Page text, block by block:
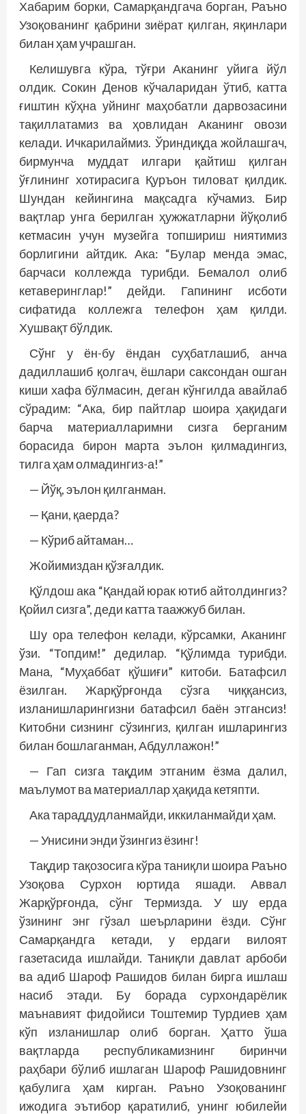
Хабарим борки, Самарқандгача борган, Раъно
Узоқованинг қабрини зиёрат қилган, яқинлари
билан ҳам учрашган.
Келишувга кўра, тўғри Аканинг уйига йўл
олдик. Сокин Денов кўчаларидан ўтиб, катта
ғиштин кўҳна уйнинг маҳобатли дарвозасини
тақиллатамиз ва ҳовлидан Аканинг овози
келади. Ичкарилаймиз. Ўриндиқда жойлашгач,
бирмунча муддат илгари қайтиш қилган
ўғлининг хотирасига Қуръон тиловат қилдик.
Шундан кейингина мақсадга кўчамиз. Бир
вақтлар унга берилган ҳужжатларни йўқолиб
кетмасин учун музейга топшириш ниятимиз
борлигини айтдик. Ака: “Булар менда эмас,
барчаси коллежда турибди. Бемалол олиб
кетаверинглар!” дейди. Гапининг исботи
сифатида коллежга телефон ҳам қилди.
Хушвақт бўлдик.
Сўнг у ён-бу ёндан суҳбатлашиб, анча
дадиллашиб қолгач, ёшлари саксондан ошган
киши хафа бўлмасин, деган кўнгилда авайлаб
сўрадим: “Ака, бир пайтлар шоира ҳақидаги
барча материалларимни сизга берганим
борасида бирон марта эълон қилмадингиз,
тилга ҳам олмадингиз-а!”
— Йўқ, эълон қилганман.
— Қани, қаерда?
— Кўриб айтаман…
Жойимиздан қўзғалдик.
Қўлдош ака “Қандай юрак ютиб айтолдингиз?
Қойил сизга”, деди катта таажжуб билан.
Шу ора телефон келади, кўрсамки, Аканинг
ўзи. “Топдим!” дедилар. “Қўлимда турибди.
Мана, “Муҳаббат қўшиғи” китоби. Батафсил
ёзилган. Жарқўрғонда сўзга чиққансиз,
изланишларингизни батафсил баён этгансиз!
Китобни сизнинг сўзингиз, қилган ишларингиз
билан бошлаганман, Абдуллажон!”
— Гап сизга тақдим этганим ёзма далил,
маълумот ва материаллар ҳақида кетяпти.
Ака тараддудланмайди, иккиланмайди ҳам.
— Унисини энди ўзингиз ёзинг!
Тақдир тақозосига кўра таниқли шоира Раъно
Узоқова Сурхон юртида яшади. Аввал
Жарқўрғонда, сўнг Термизда. У шу ерда
ўзининг энг гўзал шеърларини ёзди. Сўнг
Самарқандга кетади, у ердаги вилоят
газетасида ишлайди. Таниқли давлат арбоби
ва адиб Шароф Рашидов билан бирга ишлаш
насиб этади. Бу борада сурхондарёлик
маънавият фидойиси Тоштемир Турдиев ҳам
кўп изланишлар олиб борган. Ҳатто ўша
вақтларда республикамизнинг биринчи
раҳбари бўлиб ишлаган Шароф Рашидовнинг
қабулига ҳам кирган. Раъно Узоқованинг
ижодига эътибор қаратилиб, унинг юбилейи